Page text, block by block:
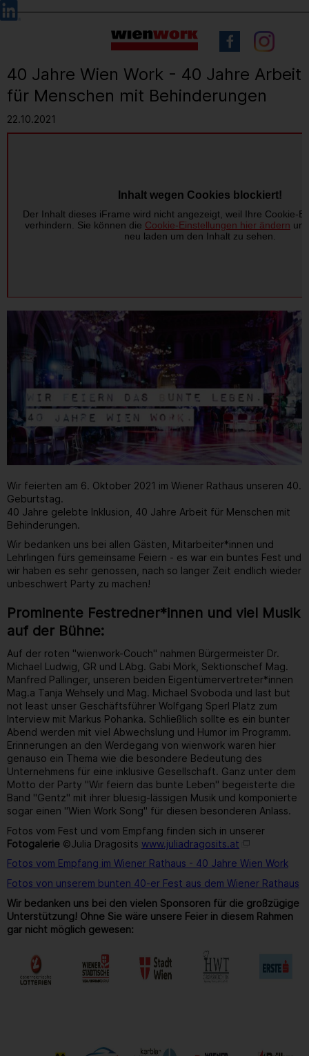
Barrierefreie
Bedienung
Sprachauswahl
40 Jahre Wien Work - 40 Jahre Arbeit
für Menschen mit Behinderungen
22.10.2021
Wir feierten am 6. Oktober 2021 im Wiener Rathaus unseren 40.
Geburtstag.
40 Jahre gelebte Inklusion, 40 Jahre Arbeit für Menschen mit
Behinderungen.
Wir bedanken uns bei allen Gästen, Mitarbeiter*innen und
Lehrlingen fürs gemeinsame Feiern - es war ein buntes Fest und
wir haben es sehr genossen, nach so langer Zeit endlich wieder
unbeschwert Party zu machen!
Prominente Festredner*innen und viel Musik
auf der Bühne:
Auf der roten "wienwork-Couch" nahmen Bürgermeister Dr.
Michael Ludwig, GR und LAbg. Gabi Mörk, Sektionschef Mag.
Manfred Pallinger, unseren beiden Eigentümervertreter*innen
Mag.a Tanja Wehsely und Mag. Michael Svoboda und last but
not least unser Geschäftsführer Wolfgang Sperl Platz zum
Interview mit Markus Pohanka. Schließlich sollte es ein bunter
Abend werden mit viel Abwechslung und Humor im Programm.
Erinnerungen an den Werdegang von wienwork waren hier
genauso ein Thema wie die besondere Bedeutung des
Unternehmens für eine inklusive Gesellschaft. Ganz unter dem
Motto der Party "Wir feiern das bunte Leben" begeisterte die
Band "Gentz" mit ihrer bluesig-lässigen Musik und komponierte
sogar einen "Wien Work Song" für diesen besonderen Anlass.
Fotos vom Fest und vom Empfang finden sich in unserer
Fotogalerie ©Julia Dragosits www.juliadragosits.at
Fotos vom Empfang im Wiener Rathaus - 40 Jahre Wien Work
Fotos von unserem bunten 40-er Fest aus dem Wiener Rathaus
Wir bedanken uns bei den vielen Sponsoren für die großzügige
Unterstützung! Ohne Sie wäre unsere Feier in diesem Rahmen
gar nicht möglich gewesen: